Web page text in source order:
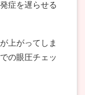
症を遅らせる
上がってしま
の眼圧チェッ